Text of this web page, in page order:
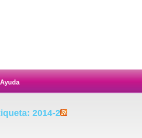
Ayuda
2014-2